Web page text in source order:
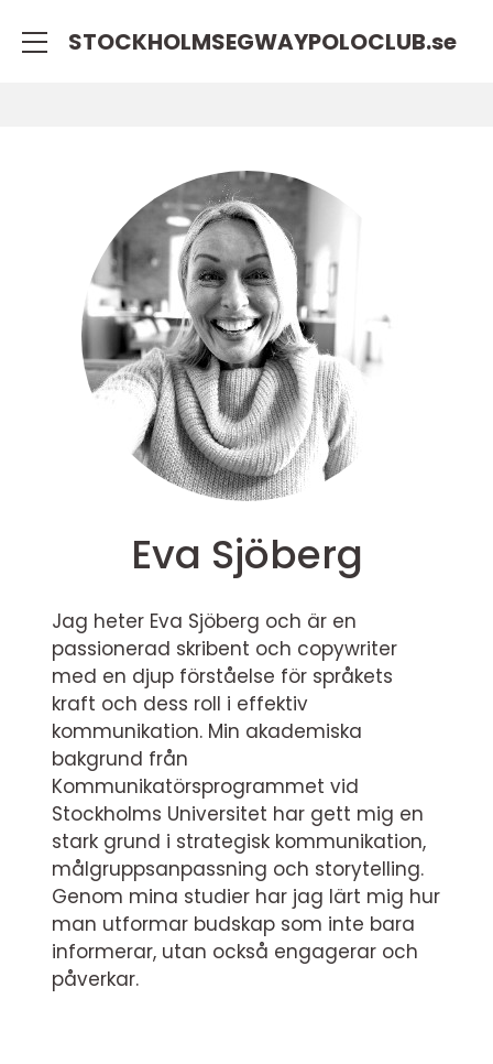
STOCKHOLMSEGWAYPOLOCLUB.se
Eva Sjöberg
Jag heter Eva Sjöberg och är en
passionerad skribent och copywriter
med en djup förståelse för språkets
kraft och dess roll i effektiv
kommunikation. Min akademiska
bakgrund från
Kommunikatörsprogrammet vid
Stockholms Universitet har gett mig en
stark grund i strategisk kommunikation,
målgruppsanpassning och storytelling.
Genom mina studier har jag lärt mig hur
man utformar budskap som inte bara
informerar, utan också engagerar och
påverkar.